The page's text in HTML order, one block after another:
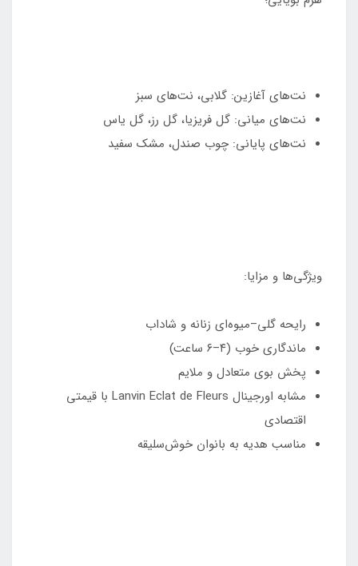
نت‌های آغازین: گلابی، نت‌های سبز
نت‌های میانی: گل فریزیا، گل رز، گل یاس
نت‌های پایانی: چوب صندل، مشک سفید
ویژگی‌ها و مزایا:
رایحه گلی–میوه‌ای زنانه و شاداب
ماندگاری خوب (۴–۶ ساعت)
پخش بوی متعادل و ملایم
مشابه اورجینال Lanvin Eclat de Fleurs با قیمتی
اقتصادی
مناسب هدیه به بانوان خوش‌سلیقه